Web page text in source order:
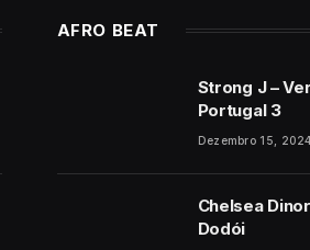
AFRO BEAT
Strong J –
Portugal 3
Dezembro 15, 2024
Chelsea
Dodói